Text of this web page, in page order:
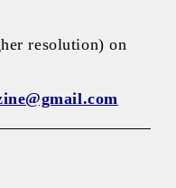
resolution) on